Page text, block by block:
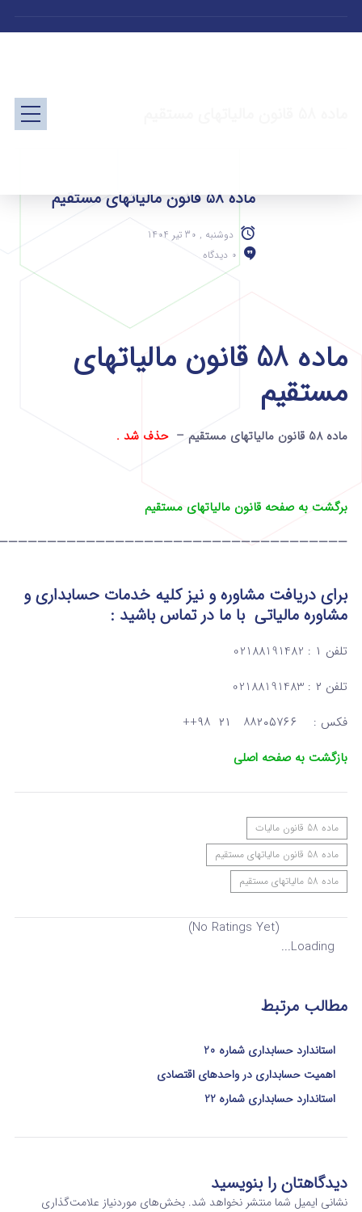
ماده 58 قانون مالیاتهای مستقیم
دوشنبه , 30 تیر 1404
0 دیدگاه
ماده 58 قانون مالیاتهای
مستقیم
ماده 58 قانون مالیاتهای مستقیم – حذف شد .
برگشت به صفحه قانون مالیاتهای مستقیم
برای دریافت مشاوره و نیز کلیه خدمات حسابداری و
مشاوره مالیاتیبا ما در تماسباشید :
تلفن ۱ : 02188191482
تلفن ۲ : 02188191483
فکس : ۸۸۲۰۵۷۶۶ ۲۱ ۹۸++
بازگشت به صفحه اصلی
ماده 58 قانون مالیات
ماده 58 قانون مالیاتهای مستقیم
ماده 58 مالیاتهای مستقیم
(No Ratings Yet)
Loading...
مطالب مرتبط
استاندارد حسابداری شماره 20
اهمیت حسابداری در واحدهای اقتصادی
استاندارد حسابداری شماره 22
دیدگاهتان را بنویسید
نشانی ایمیل شما منتشر نخواهد شد. بخش‌های موردنیاز علامت‌گذاری